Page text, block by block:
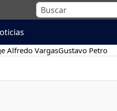
Alfredo VargasGustavo Petro